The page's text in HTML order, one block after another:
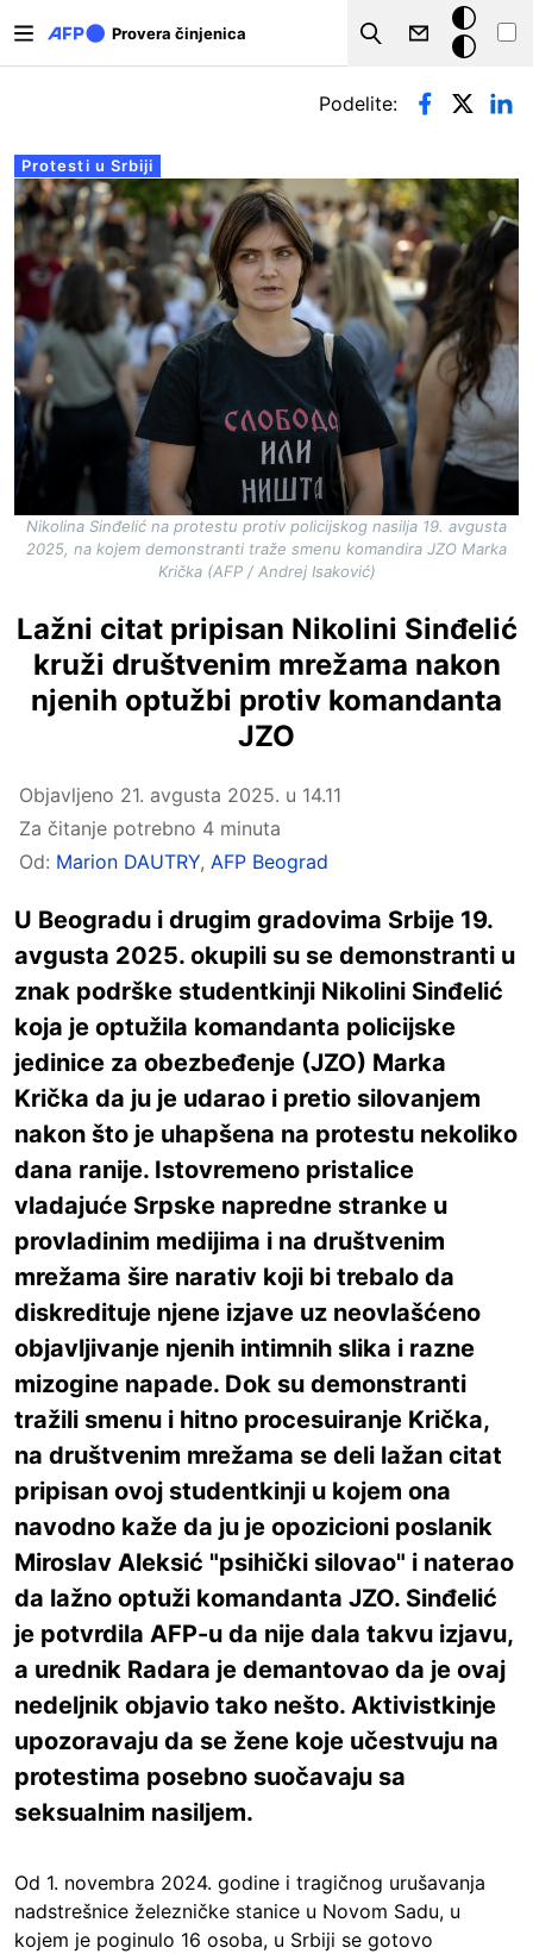
Provera činjenica
Search
Tamna
pozadina
Примарни табови
Protesti u Srbiji
Podelite:
Nikolina Sinđelić na protestu protiv policijskog nasilja 19. avgusta
2025, na kojem demonstranti traže smenu komandira JZO Marka
Krička (AFP / Andrej Isaković)
Lažni citat pripisan Nikolini Sinđelić
kruži društvenim mrežama nakon
njenih optužbi protiv komandanta
JZO
Objavljeno 21. avgusta 2025. u 14.11
Za čitanje potrebno 4 minuta
Od: Marion DAUTRY, AFP Beograd
U Beogradu i drugim gradovima Srbije 19.
avgusta 2025. okupili su se demonstranti u
znak podrške studentkinji Nikolini Sinđelić
koja je optužila komandanta policijske
jedinice za obezbeđenje (JZO) Marka
Krička da ju je udarao i pretio silovanjem
nakon što je uhapšena na protestu nekoliko
dana ranije. Istovremeno pristalice
vladajuće Srpske napredne stranke u
provladinim medijima i na društvenim
mrežama šire narativ koji bi trebalo da
diskredituje njene izjave uz neovlašćeno
objavljivanje njenih intimnih slika i razne
mizogine napade. Dok su demonstranti
tražili smenu i hitno procesuiranje Krička,
na društvenim mrežama se deli lažan citat
pripisan ovoj studentkinji u kojem ona
navodno kaže da ju je opozicioni poslanik
Miroslav Aleksić "psihički silovao" i naterao
da lažno optuži komandanta JZO. Sinđelić
je potvrdila AFP-u da nije dala takvu izjavu,
a urednik Radara je demantovao da je ovaj
nedeljnik objavio tako nešto. Aktivistkinje
upozoravaju da se žene koje učestvuju na
protestima posebno suočavaju sa
seksualnim nasiljem.
Od 1. novembra 2024. godine i tragičnog urušavanja
nadstrešnice železničke stanice u Novom Sadu, u
kojem je poginulo 16 osoba, u Srbiji se gotovo